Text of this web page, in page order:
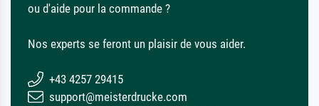
ou d'aide pour la commande ?
Nos experts se feront un plaisir de vous aider.
+43 4257 29415
support@meisterdrucke.com